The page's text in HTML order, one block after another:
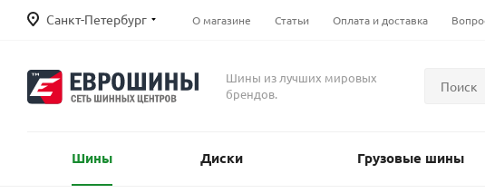
Санкт-Петербург О магазине Статьи Оплата и доставка
Шины из лучших мировых
брендов.
Шины Диски Грузовые шины